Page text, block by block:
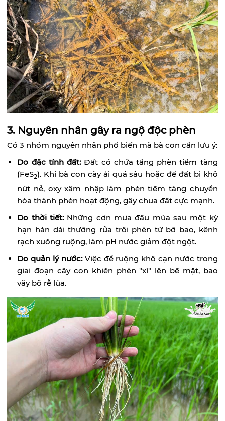
3. Nguyên nhân gây ra ngộ độc phèn
Có 3 nhóm nguyên nhân phổ biến mà bà con cần lưu ý:
Do đặc tính đất:Đất có chứa tầng phèn tiềm tàng
(FeS2). Khi bà con cày ải quá sâu hoặc để đất bị khô
nứt nẻ, oxy xâm nhập làm phèn tiềm tàng chuyển
hóa thành phèn hoạt động, gây chua đất cực mạnh.
Do thời tiết:Những cơn mưa đầu mùa sau một kỳ
hạn hán dài thường rửa trôi phèn từ bờ bao, kênh
rạch xuống ruộng, làm pH nước giảm đột ngột.
Do quản lý nước:Việc để ruộng khô cạn nước trong
giai đoạn cây con khiến phèn "xì" lên bề mặt, bao
vây bộ rễ lúa.